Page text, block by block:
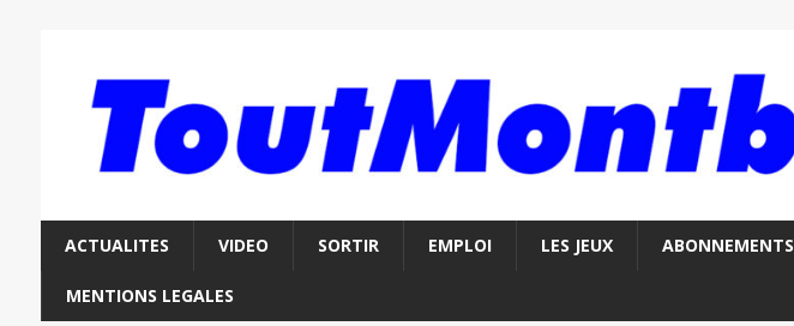
ACTUALITES VIDEO SORTIR EMPLOI LES JEUX ABONNEMENTS
MENTIONS LEGALES